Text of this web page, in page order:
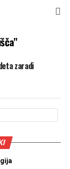
zaradi